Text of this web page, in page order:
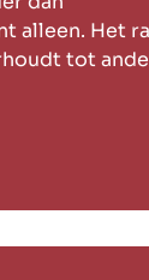
alleen. Het
tot